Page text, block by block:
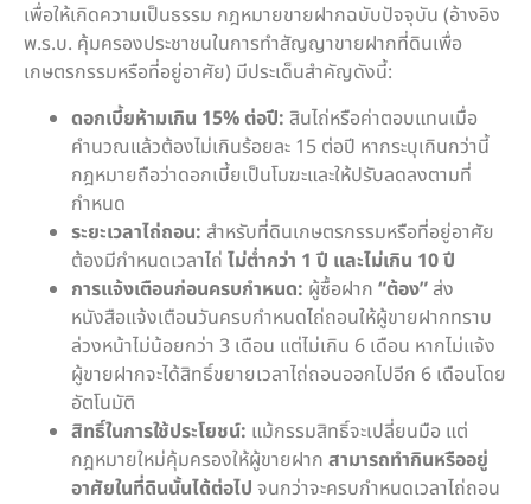
เพื่อให้เกิดความเป็นธรรม กฎหมายขายฝากฉบับปัจจุบัน (อ้างอิง
พ.ร.บ. คุ้มครองประชาชนในการทำสัญญาขายฝากที่ดินเพื่อ
เกษตรกรรมหรือที่อยู่อาศัย) มีประเด็นสำคัญดังนี้:
ดอกเบี้ยห้ามเกิน 15% ต่อปี: สินไถ่หรือค่าตอบแทนเมื่อ
คำนวณแล้วต้องไม่เกินร้อยละ 15 ต่อปี หากระบุเกินกว่านี้
กฎหมายถือว่าดอกเบี้ยเป็นโมฆะและให้ปรับลดลงตามที่
กำหนด
ระยะเวลาไถ่ถอน: สำหรับที่ดินเกษตรกรรมหรือที่อยู่อาศัย
ต้องมีกำหนดเวลาไถ่ ไม่ต่ำกว่า 1 ปี และไม่เกิน 10 ปี
การแจ้งเตือนก่อนครบกำหนด: ผู้ซื้อฝาก “ต้อง” ส่ง
หนังสือแจ้งเตือนวันครบกำหนดไถ่ถอนให้ผู้ขายฝากทราบ
ล่วงหน้าไม่น้อยกว่า 3 เดือน แต่ไม่เกิน 6 เดือน หากไม่แจ้ง
ผู้ขายฝากจะได้สิทธิ์ขยายเวลาไถ่ถอนออกไปอีก 6 เดือนโดย
อัตโนมัติ
สิทธิ์ในการใช้ประโยชน์: แม้กรรมสิทธิ์จะเปลี่ยนมือ แต่
กฎหมายใหม่คุ้มครองให้ผู้ขายฝาก สามารถทำกินหรืออยู่
อาศัยในที่ดินนั้นได้ต่อไป จนกว่าจะครบกำหนดเวลาไถ่ถอน